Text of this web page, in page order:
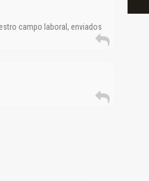
campo laboral, enviados